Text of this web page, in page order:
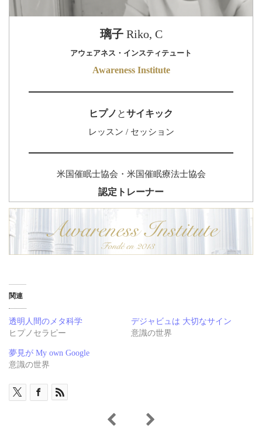
璃子Riko, C
アウェアネス・インスティテュート
Awareness Institute
ヒプノ とサイキック
レッスン / セッション
米国催眠士協会・米国催眠療法士協会
認定トレーナー
関連
透明人間のメタ科学
ヒプノセラピー
デジャビュは 大切なサイン
意識の世界
夢見が My own Google
意識の世界